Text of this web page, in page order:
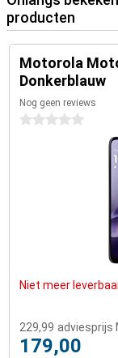
producten
Motorola
Donkerblauw
Nog geen reviews
0 sterren
Niet meer
229,99 adviesprijs
179,00